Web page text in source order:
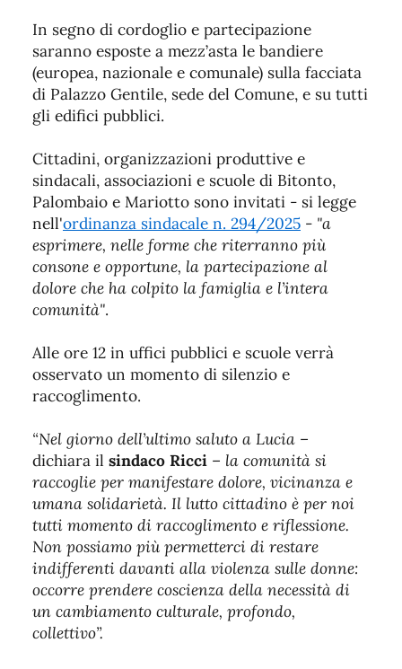
In segno di cordoglio e partecipazione
saranno esposte a mezz’asta le bandiere
(europea, nazionale e comunale) sulla facciata
di Palazzo Gentile, sede del Comune, e su tutti
gli edifici pubblici.
Cittadini, organizzazioni produttive e
sindacali, associazioni e scuole di Bitonto,
Palombaio e Mariotto sono invitati - si legge
nell'ordinanza sindacale n. 294/2025 - "a
esprimere, nelle forme che riterranno più
consone e opportune, la partecipazione al
dolore che ha colpito la famiglia e l’intera
comunità".
Alle ore 12 in uffici pubblici e scuole verrà
osservato un momento di silenzio e
raccoglimento.
“Nel giorno dell’ultimo saluto a Lucia –
dichiara il sindaco Ricci – la comunità si
raccoglie per manifestare dolore, vicinanza e
umana solidarietà. Il lutto cittadino è per noi
tutti momento di raccoglimento e riflessione.
Non possiamo più permetterci di restare
indifferenti davanti alla violenza sulle donne:
occorre prendere coscienza della necessità di
un cambiamento culturale, profondo,
collettivo”.